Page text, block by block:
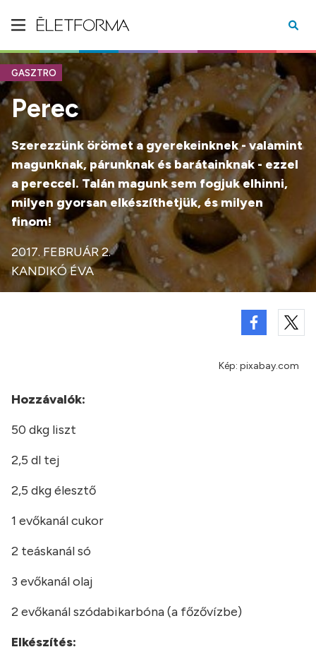
GASZTRO
Perec
Szerezzünk örömet a gyerekeinknek - valamint
magunknak, párunknak és barátainknak - ezzel
a pereccel. Talán magunk sem fogjuk elhinni,
milyen gyorsan elkészíthetjük, és milyen
finom!
2017. FEBRUÁR 2.
KANDIKÓ ÉVA
Kép: pixabay.com
Hozzávalók:
50 dkg liszt
2,5 dl tej
2,5 dkg élesztő
1 evőkanál cukor
2 teáskanál só
3 evőkanál olaj
2 evőkanál szódabikarbóna (a főzővízbe)
Elkészítés: